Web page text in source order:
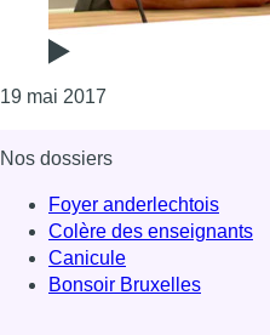
19 mai 2017
Nos dossiers
Foyer anderlechtois
Colère des enseignants
Canicule
Bonsoir Bruxelles